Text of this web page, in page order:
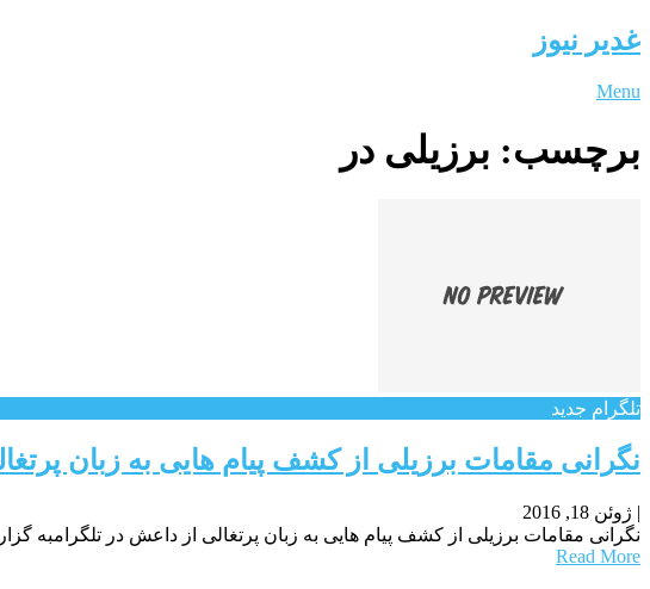
غدیر نیوز
Menu
برچسب: برزیلی در
تلگرام جدید
نگرانی مقامات برزیلی از کشف پیام هایی به زبان
| ژوئن 18, 2016
نگرانی مقامات برزیلی از کشف پیام هایی به زبان پرتغالی از داعش در
Read More